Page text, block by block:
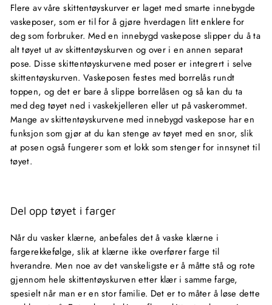
Flere av våre skittentøyskurver er laget med smarte innebygde
vaskeposer, som er til for å gjøre hverdagen litt enklere for
deg som forbruker. Med en innebygd vaskepose slipper du å ta
alt tøyet ut av skittentøyskurven og over i en annen separat
pose. Disse skittentøyskurvene med poser er integrert i selve
skittentøyskurven. Vaskeposen festes med borrelås rundt
toppen, og det er bare å slippe borrelåsen og så kan du ta
med deg tøyet ned i vaskekjelleren eller ut på vaskerommet.
Mange av skittentøyskurvene med innebygd vaskepose har en
funksjon som gjør at du kan stenge av tøyet med en snor, slik
at posen også fungerer som et lokk som stenger for innsynet til
tøyet.
Del opp tøyet i farger
Når du vasker klærne, anbefales det å vaske klærne i
fargerekkefølge, slik at klærne ikke overfører farge til
hverandre. Men noe av det vanskeligste er å måtte stå og rote
gjennom hele skittentøyskurven etter klær i samme farge,
spesielt når man er en stor familie. Det er to måter å løse dette